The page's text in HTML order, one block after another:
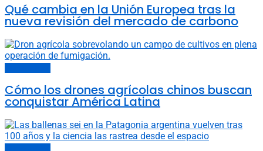
Qué cambia en la Unión Europea tras la
nueva revisión del mercado de carbono
Cómo los drones agrícolas chinos buscan
conquistar América Latina